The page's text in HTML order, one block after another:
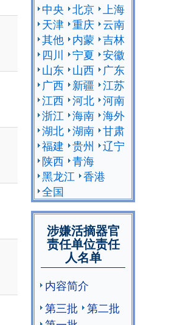
中央 北京
上海
天津 重庆 云南
其他 内蒙 吉林
四川
宁夏 安徽
山东 山西
广东
广西 新疆 江苏
江西 河北 河南
浙江 海南 海外
湖北 湖南 甘肃
福建 贵州
辽宁
陕西 青海
黑龙江 香港
全国
涉嫌活摘器官
责任单位责任
人名单
内容简介
第三批
第二批